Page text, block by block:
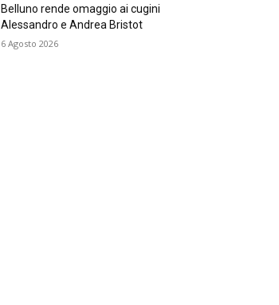
Belluno rende omaggio ai cugini
Alessandro e Andrea Bristot
6 Agosto 2026